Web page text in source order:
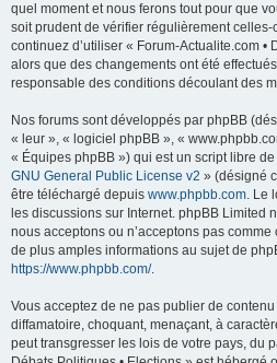
quel moment et nous ferons tout pour que
soit prudent de vérifier régulièrement
continuez d’utiliser « Forum-Actualite.com •
alors que des changements ont été
responsable des conditions découlant des
Nos forums sont développés par phpBB
« leur », « logiciel phpBB », «
« Équipes phpBB ») qui est un script libre
GNU General Public License v2 » (désigné
être téléchargé depuis www.phpbb.com. Le
les discussions sur Internet. phpBB Limited
nous acceptons ou n’acceptons pas
de plus amples informations au sujet de
https://www.phpbb.com/.
Vous acceptez de ne pas publier de
diffamatoire, choquant, menaçant, à
peut transgresser les lois de votre pays, du